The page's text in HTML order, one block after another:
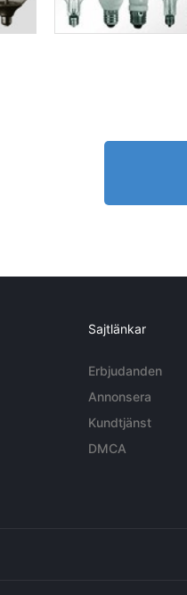
Sajtlänkar
Erbjudanden
Annonsera
Kundtjänst
DMCA